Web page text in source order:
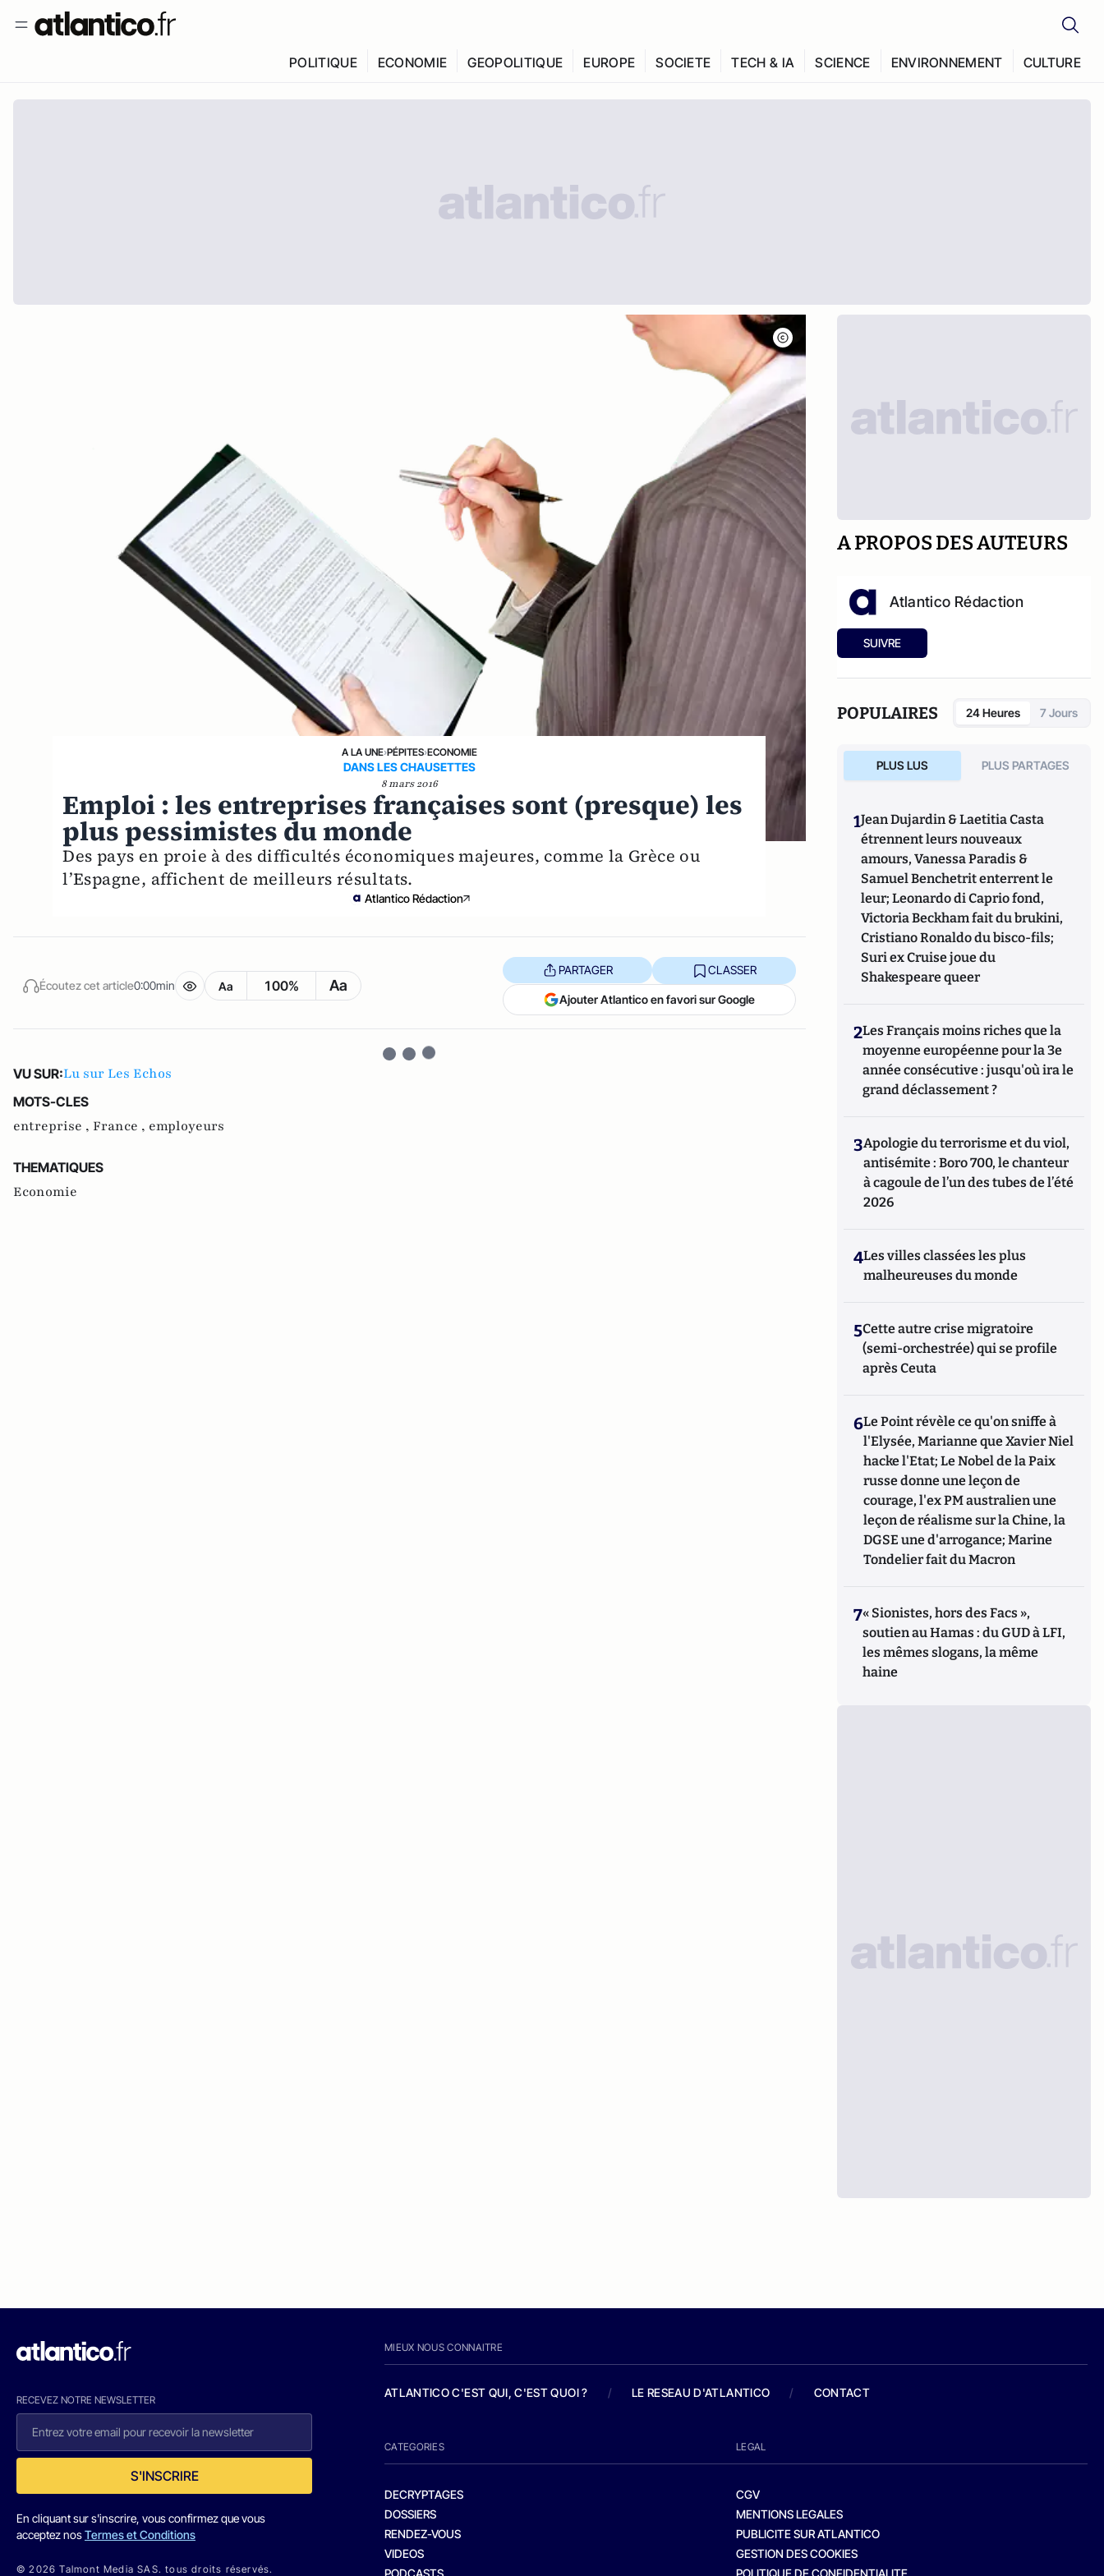
POLITIQUE ECONOMIE GEOPOLITIQUE EUROPE SOCIETE TECH & IA SCIENCE ENVIRONNEMENT CULTURE
A LA UNE›PÉPITES›ECONOMIE
DANS LES CHAUSETTES
8 mars 2016
Emploi : les entreprises françaises sont (presque) les
plus pessimistes du monde
Des pays en proie à des difficultés économiques majeures, comme la Grèce ou
l’Espagne, affichent de meilleurs résultats.
Atlantico Rédaction
Écoutez cet article0:00min Aa 100% Aa
PARTAGER CLASSER
Ajouter Atlantico en favori sur Google
VU SUR:Lu sur Les Echos
MOTS-CLES
entreprise , France , employeurs
THEMATIQUES
Economie
A PROPOS DES AUTEURS
Atlantico Rédaction
SUIVRE
POPULAIRES 24 Heures 7 Jours
PLUS LUS PLUS PARTAGES
1Jean Dujardin & Laetitia Casta
étrennent leurs nouveaux
amours, Vanessa Paradis &
Samuel Benchetrit enterrent le
leur; Leonardo di Caprio fond,
Victoria Beckham fait du brukini,
Cristiano Ronaldo du bisco-fils;
Suri ex Cruise joue du
Shakespeare queer
2Les Français moins riches que la
moyenne européenne pour la 3e
année consécutive : jusqu'où ira le
grand déclassement ?
3Apologie du terrorisme et du viol,
antisémite : Boro 700, le chanteur
à cagoule de l’un des tubes de l’été
2026
4Les villes classées les plus
malheureuses du monde
5Cette autre crise migratoire
(semi-orchestrée) qui se profile
après Ceuta
6Le Point révèle ce qu'on sniffe à
l'Elysée, Marianne que Xavier Niel
hacke l'Etat; Le Nobel de la Paix
russe donne une leçon de
courage, l'ex PM australien une
leçon de réalisme sur la Chine, la
DGSE une d'arrogance; Marine
Tondelier fait du Macron
7« Sionistes, hors des Facs »,
soutien au Hamas : du GUD à LFI,
les mêmes slogans, la même
haine
RECEVEZ NOTRE NEWSLETTER
S'INSCRIRE
En cliquant sur s'inscrire, vous confirmez que vous
acceptez nosTermes et Conditions
© 2026 Talmont Media SAS. tous droits réservés.
MIEUX NOUS CONNAITRE
ATLANTICO C'EST QUI, C'EST QUOI ? / LE RESEAU D'ATLANTICO / CONTACT
CATEGORIES
DECRYPTAGES
DOSSIERS
RENDEZ-VOUS
VIDEOS
PODCASTS
LEGAL
CGV
MENTIONS LEGALES
PUBLICITE SUR ATLANTICO
GESTION DES COOKIES
POLITIQUE DE CONFIDENTIALITE